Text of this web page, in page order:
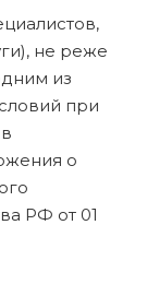
не реже
из
при
о
РФ от 01